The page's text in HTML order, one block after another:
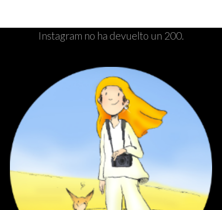
Instagram no ha devuelto un 200.